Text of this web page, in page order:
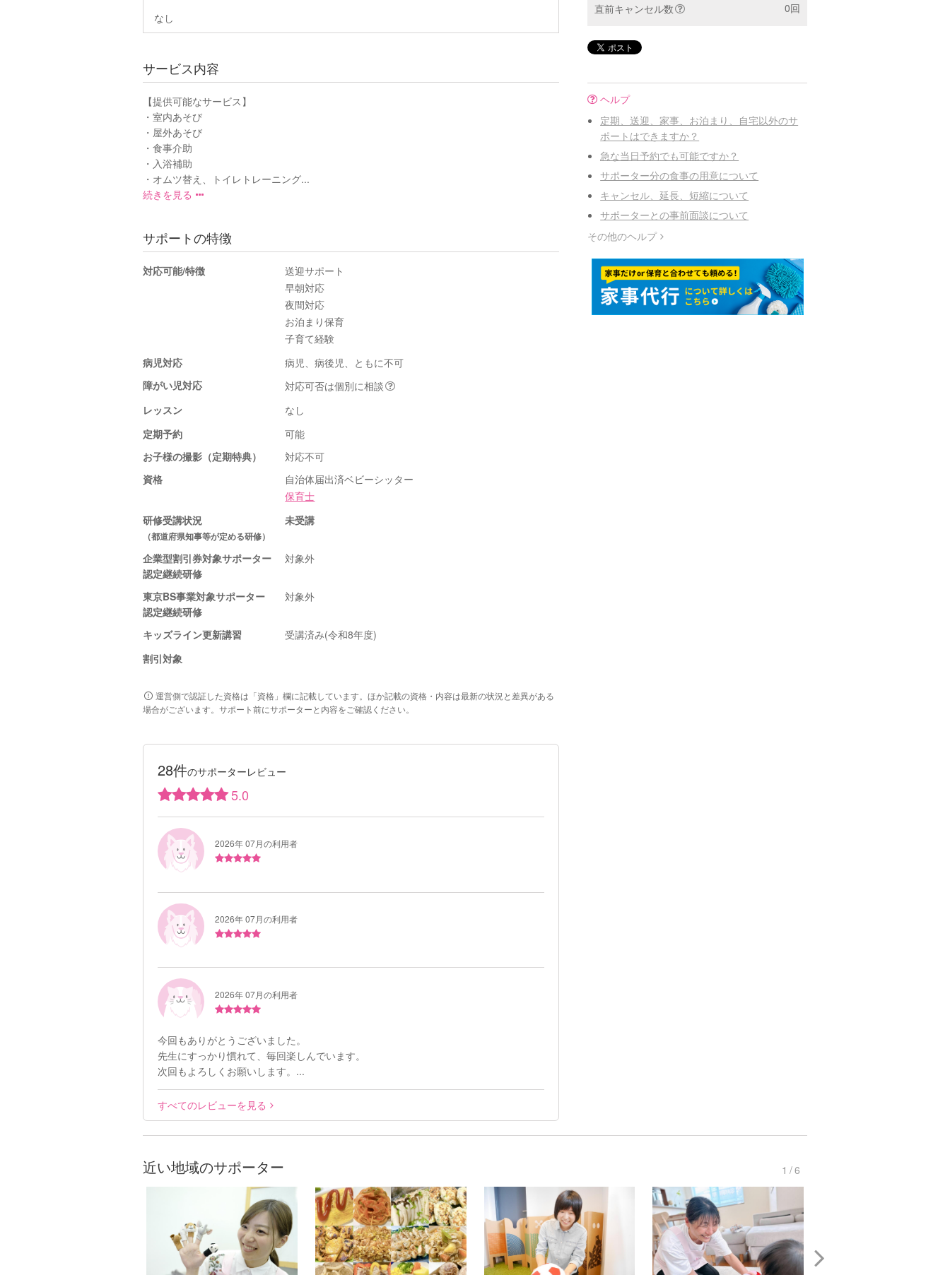
なし
サービス内容
【提供可能なサービス】
・室内あそび
・屋外あそび
・食事介助
・入浴補助
・オムツ替え、トイレトレーニング...
続きを見る
サポートの特徴
対応可能/特徴
送迎サポート
早朝対応
夜間対応
お泊まり保育
子育て経験
病児対応
病児、病後児、ともに不可
障がい児対応
対応可否は個別に相談
レッスン
なし
定期予約
可能
お子様の撮影（定期特典）
対応不可
資格
自治体届出済ベビーシッター
保育士
研修受講状況
（都道府県知事等が定める研修）
未受講
企業型割引券対象サポーター
認定継続研修
対象外
東京BS事業対象サポーター
認定継続研修
対象外
キッズライン更新講習
受講済み(令和8年度)
割引対象
運営側で認証した資格は「資格」欄に記載しています。ほか記載の資格・内容は最新の状況と差異がある
場合がございます。サポート前にサポーターと内容をご確認ください。
28件のサポーターレビュー
5.0
2026年 07月の利用者
2026年 07月の利用者
2026年 07月の利用者
今回もありがとうございました。
先生にすっかり慣れて、毎回楽しんでいます。
次回もよろしくお願いします。...
すべてのレビューを見る
直前キャンセル数 0回
ヘルプ
定期、送迎、家事、お泊まり、自宅以外のサ
ポートはできますか？
急な当日予約でも可能ですか？
サポーター分の食事の用意について
キャンセル、延長、短縮について
サポーターとの事前面談について
その他のヘルプ
近い地域のサポーター 1 /6